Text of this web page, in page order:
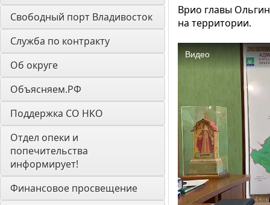
Свободный порт Владивосток
Служба по контракту
Об округе
Объясняем.РФ
Поддержка СО НКО
Отдел опеки и
попечительства
информирует!
Финансовое просвещение
Врио главы
на территории.